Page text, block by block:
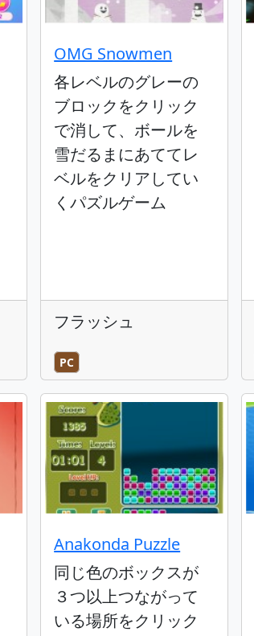
OMG Snowmen
各レベルのグレーの
ブロックをクリック
で消して、ボールを
雪だるまにあててレ
ベルをクリアしてい
くパズルゲーム
フラッシュ
PC
Anakonda Puzzle
同じ色のボックスが
３つ以上つながって
いる場所をクリック